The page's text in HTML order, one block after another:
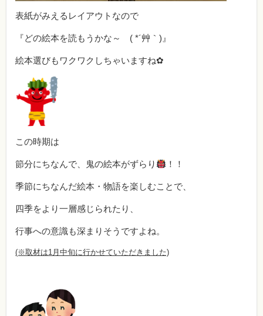
表紙がみえるレイアウトなので
『どの絵本を読もうかな～ ( *´艸｀)』
絵本選びもワクワクしちゃいますね✿
この時期は
節分にちなんで、鬼の絵本がずらり ！！
季節にちなんだ絵本・物語を楽しむことで、
四季をより一層感じられたり、
行事への意識も深まりそうですよね。
(※取材は1月中旬に行かせていただきました)